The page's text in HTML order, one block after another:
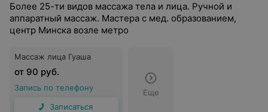
Более 25-ти видов массажа тела и лица. Ручной и
аппаратный массаж. Мастера с мед. образованием,
центр Минска возле метро
Массаж лица Гуаша
от 90 руб.
Запись по телефону
Записаться
Еще